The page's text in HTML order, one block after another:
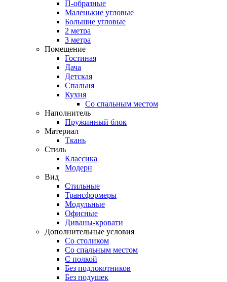
П-образные
Маленькие угловые
Большие угловые
2 метра
3 метра
Помещение
Гостиная
Дача
Детская
Спальня
Кухня
Со спальным местом
Наполнитель
Пружинный блок
Материал
Ткань
Стиль
Классика
Модерн
Вид
Стильные
Трансформеры
Модульные
Офисные
Диваны-кровати
Дополнительные условия
Со столиком
Со спальным местом
С полкой
Без подлокотников
Без подушек